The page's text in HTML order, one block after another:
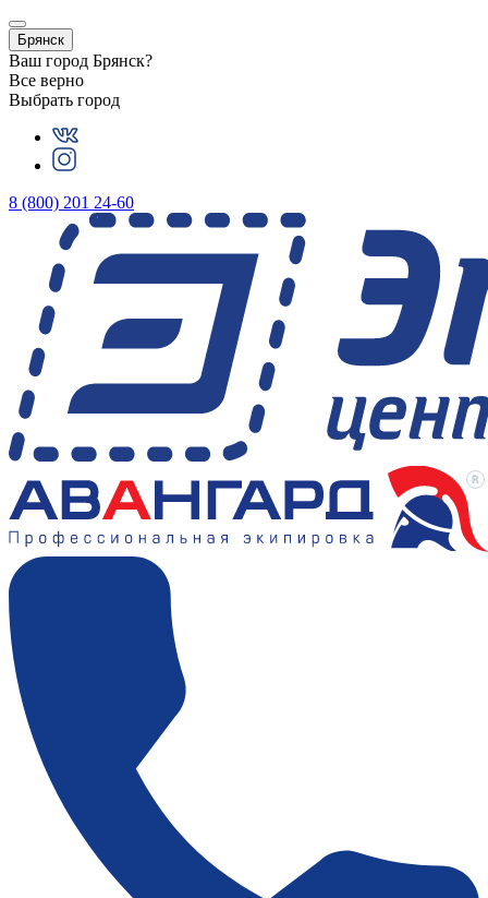
Брянск
Ваш город Брянск?
Все верно
Выбрать город
8 (800) 201 24-60